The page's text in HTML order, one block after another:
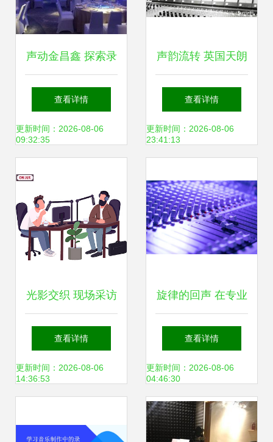
声动金昌鑫 探索录
音科技与文艺重塑
的跨界新篇
查看详情
更新时间：2026-08-06
09:32:35
声韵流转 英国天朗
扬声器的历史回声
查看详情
更新时间：2026-08-06
23:41:13
光影交织 现场采访
的艺术与现实
查看详情
更新时间：2026-08-06
14:36:53
旋律的回声 在专业
录音台上的夜晚
查看详情
更新时间：2026-08-06
04:46:30